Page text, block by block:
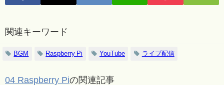
関連キーワード
BGM Raspberry Pi YouTube ライブ配信
04 Raspberry Piの関連記事